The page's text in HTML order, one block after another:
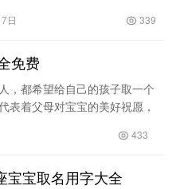
日 339
免费
，都希望给自己的孩子取一个
表着父母对宝宝的美好祝愿，
433
宝宝取名用字大全